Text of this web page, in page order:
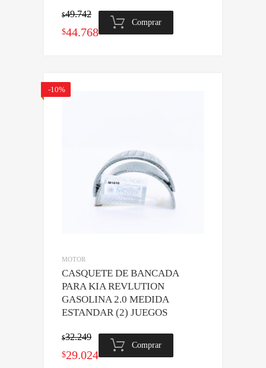
$49.742
El
era:
$44.768El
Comprar
-10%
MOTOR
CASQUETE DE BANCADA
PARA KIA REVLUTION
GASOLINA 2.0 MEDIDA
ESTANDAR (2) JUEGOS
$32.249
El
$29.024El
Comprar